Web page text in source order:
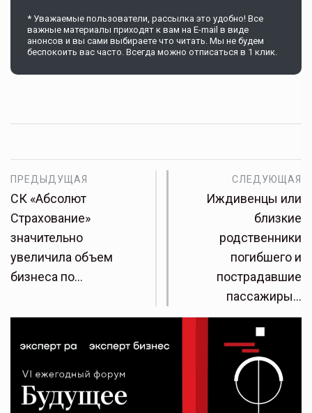
* Уважаемые пользователи, рассылка это удобно! Все
важные материалы приходят к вам на E-mail в виде
анонсов и вы сами выбираете что читать. Мы не будем
беспокоить вас часто. Всегда можно отписаться в 1 клик.
ПРЕДЫДУЩАЯ
СК «Абсолют
Страхование»
значительно
увеличила объем
бизнеса по…
СЛЕДУЮЩАЯ
Иждивенцы или
близкие
родственники
погибшего и
пострадавшие
пассажиры…